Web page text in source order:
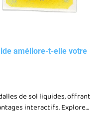
améliore-t-elle votre
de sol liquides, offrant
interactifs. Explorez